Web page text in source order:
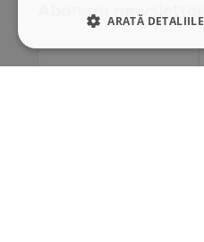
ARATĂ DETALIILE
Abonare newsletter